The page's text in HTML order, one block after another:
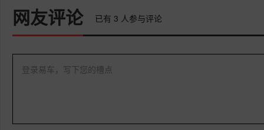
网友评论 已有 3 人参与评论
登录易车，写下您的槽点